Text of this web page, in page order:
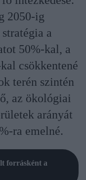
2050-ig
a
50%-kal, a
csökkentené
terén szintén
az ökológiai
arányát
ra emelné.
forrásként a